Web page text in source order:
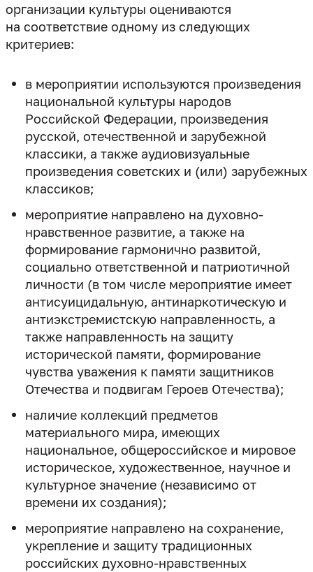
организации культуры оцениваются
на соответствие одному из следующих
в мероприятии используются произведения
национальной культуры народов
Российской Федерации, произведения
русской, отечественной и зарубежной
классики, а также аудиовизуальные
произведения советских и (или) зарубежных
классиков;
мероприятие направлено на духовно-
нравственное развитие, а также на
формирование гармонично развитой,
социально ответственной и патриотичной
личности (в том числе мероприятие имеет
антисуицидальную, антинаркотическую и
антиэкстремистскую направленность, а
также направленность на защиту
исторической памяти, формирование
чувства уважения к памяти защитников
Отечества и подвигам Героев Отечества);
наличие коллекций предметов
материального мира, имеющих
национальное, общероссийское и мировое
историческое, художественное, научное и
культурное значение (независимо от
времени их создания);
мероприятие направлено на сохранение,
укрепление и защиту традиционных
российских духовно-нравственных